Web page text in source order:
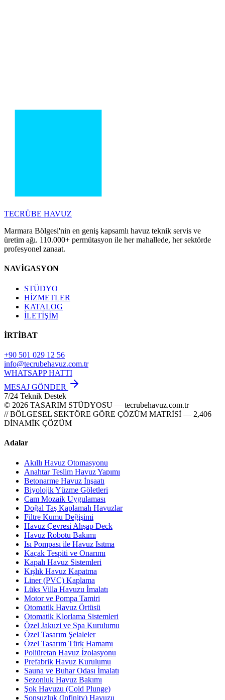
TECRÜBE HAVUZ
Marmara Bölgesi'nin en geniş kapsamlı havuz teknik servis ve
üretim ağı. 110.000+ permütasyon ile her mahallede, her sektörde
profesyonel zanaat.
NAVİGASYON
STÜDYO
HİZMETLER
KATALOG
İLETİŞİM
İRTİBAT
+90 501 029 12 56
info@tecrubehavuz.com.tr
WHATSAPP HATTI
MESAJ GÖNDER
7/24 Teknik Destek
© 2026 TASARIM STÜDYOSU — tecrubehavuz.com.tr
// BÖLGESEL SEKTÖRE GÖRE ÇÖZÜM MATRİSİ — 2,406
DİNAMİK ÇÖZÜM
Adalar
Akıllı Havuz Otomasyonu
Anahtar Teslim Havuz Yapımı
Betonarme Havuz İnşaatı
Biyolojik Yüzme Göletleri
Cam Mozaik Uygulaması
Doğal Taş Kaplamalı Havuzlar
Filtre Kumu Değişimi
Havuz Çevresi Ahşap Deck
Havuz Robotu Bakımı
Isı Pompası ile Havuz Isıtma
Kaçak Tespiti ve Onarımı
Kapalı Havuz Sistemleri
Kışlık Havuz Kapatma
Liner (PVC) Kaplama
Lüks Villa Havuzu İmalatı
Motor ve Pompa Tamiri
Otomatik Havuz Örtüsü
Otomatik Klorlama Sistemleri
Özel Jakuzi ve Spa Kurulumu
Özel Tasarım Şelaleler
Özel Tasarım Türk Hamamı
Poliüretan Havuz İzolasyonu
Prefabrik Havuz Kurulumu
Sauna ve Buhar Odası İmalatı
Sezonluk Havuz Bakımı
Şok Havuzu (Cold Plunge)
Sonsuzluk (Infinity) Havuzu